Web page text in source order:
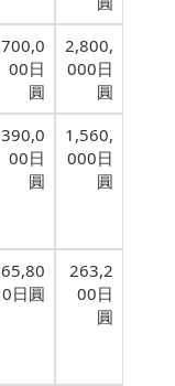
700,0
00日
圓
2,800,
000日
圓
390,0
00日
圓
1,560,
000日
圓
65,80
0日圓
263,2
00日
圓